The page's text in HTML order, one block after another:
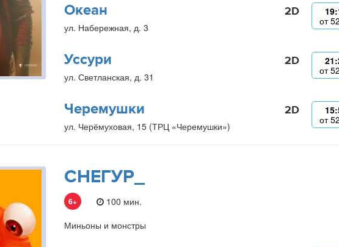
Океан
ул. Набережная, д. 3
2D
от
Уссури
ул. Светланская, д. 31
2D
от
Черемушки
ул. Черёмуховая, 15 (ТРЦ «Черемушки»)
2D
от
СНЕГУР_
6+
100 мин.
Миньоны и монстры